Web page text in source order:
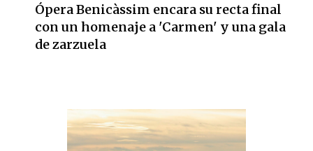
Ópera Benicàssim encara su recta final
con un homenaje a 'Carmen' y una gala
de zarzuela